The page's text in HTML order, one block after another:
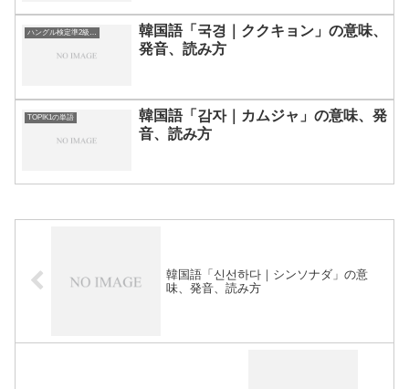
韓国語「국경｜ククキョン」の意味、
発音、読み方
TOPIK1の単語
韓国語「감자｜カムジャ」の意味、発
音、読み方
韓国語「신선하다｜シンソナダ」の意
味、発音、読み方